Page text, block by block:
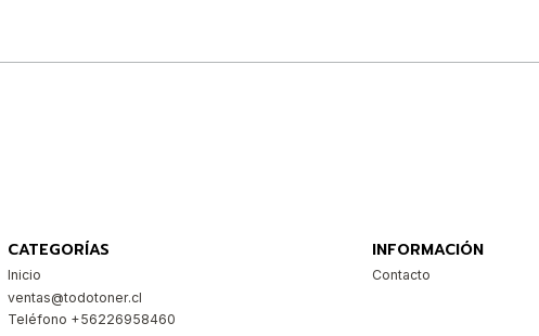
CATEGORÍAS
Inicio
ventas@todotoner.cl
Teléfono +56226958460
INFORMACIÓN
Contacto